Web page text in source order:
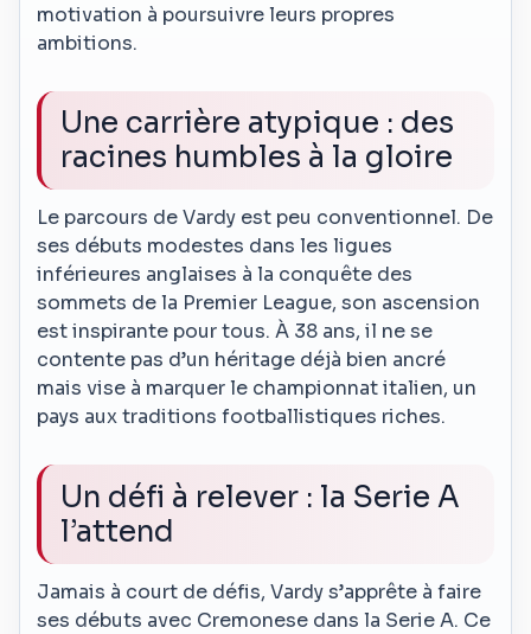
motivation à poursuivre leurs propres
ambitions.
Une carrière atypique : des
racines humbles à la gloire
Le parcours de Vardy est peu conventionnel. De
ses débuts modestes dans les ligues
inférieures anglaises à la conquête des
sommets de la Premier League, son ascension
est inspirante pour tous. À 38 ans, il ne se
contente pas d’un héritage déjà bien ancré
mais vise à marquer le championnat italien, un
pays aux traditions footballistiques riches.
Un défi à relever : la Serie A
l’attend
Jamais à court de défis, Vardy s’apprête à faire
ses débuts avec Cremonese dans la Serie A. Ce